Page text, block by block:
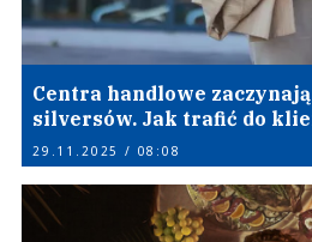
Centra handlowe
silversów. Jak trafić do
29.11.2025 / 08:08